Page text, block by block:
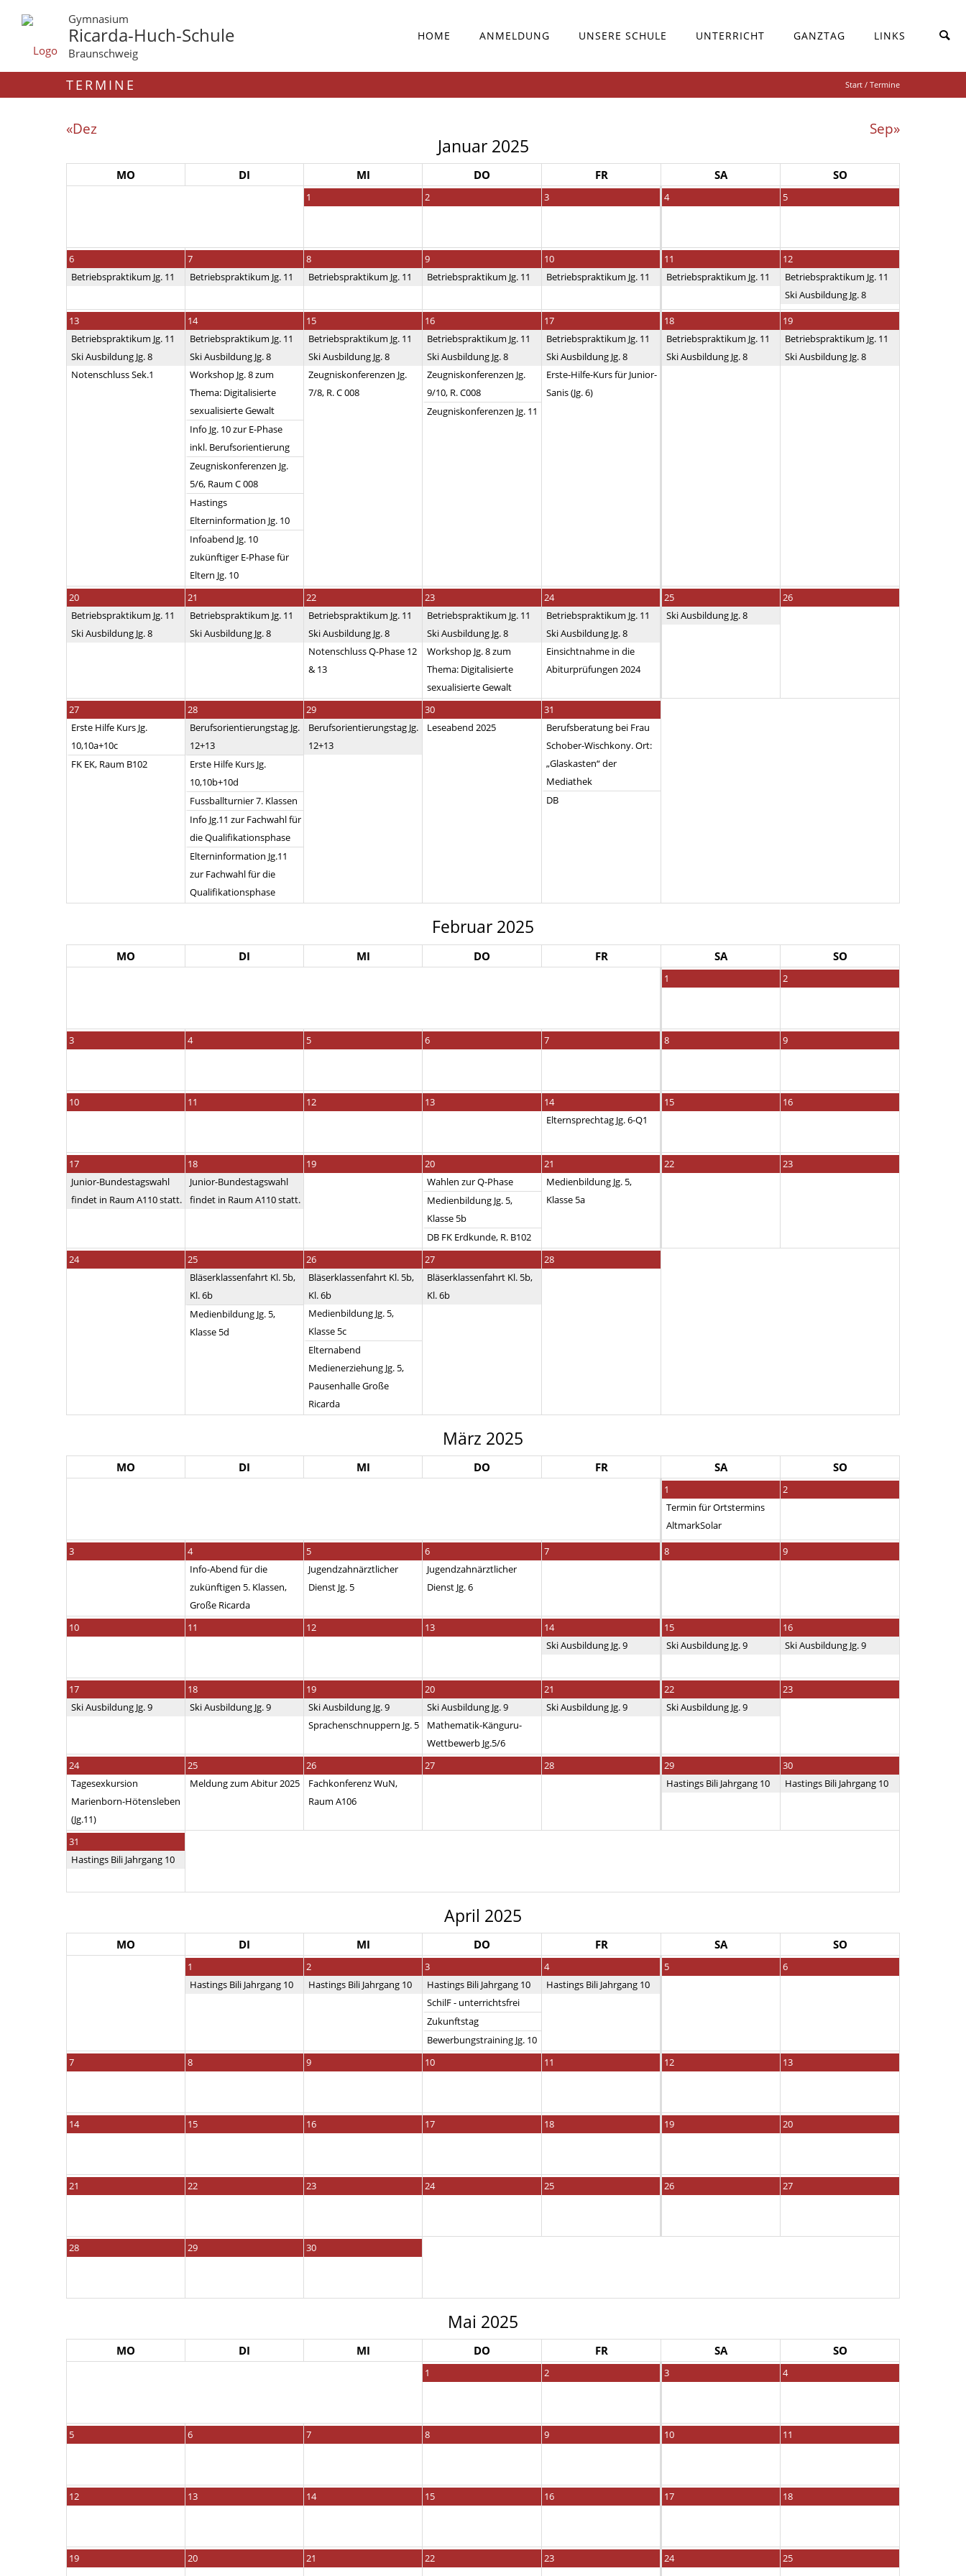
Gymnasium
Ricarda-Huch-Schule
Braunschweig
HOME ANMELDUNG UNSERE SCHULE UNTERRICHT GANZTAG LINKS
TERMINE Start / Termine
«Dez Sep»
Januar 2025
MO DI MI DO FR SA SO
1 2 3 4 5
6
Betriebspraktikum Jg. 11
7
Betriebspraktikum Jg. 11
8
Betriebspraktikum Jg. 11
9
Betriebspraktikum Jg. 11
10
Betriebspraktikum Jg. 11
11
Betriebspraktikum Jg. 11
12
Betriebspraktikum Jg. 11
Ski Ausbildung Jg. 8
13
Betriebspraktikum Jg. 11
Ski Ausbildung Jg. 8
Notenschluss Sek.1
14
Betriebspraktikum Jg. 11
Ski Ausbildung Jg. 8
Workshop Jg. 8 zum
Thema: Digitalisierte
sexualisierte Gewalt
Info Jg. 10 zur E-Phase
inkl. Berufsorientierung
Zeugniskonferenzen Jg.
5/6, Raum C 008
Hastings
Elterninformation Jg. 10
Infoabend Jg. 10
zukünftiger E-Phase für
Eltern Jg. 10
15
Betriebspraktikum Jg. 11
Ski Ausbildung Jg. 8
Zeugniskonferenzen Jg.
7/8, R. C 008
16
Betriebspraktikum Jg. 11
Ski Ausbildung Jg. 8
Zeugniskonferenzen Jg.
9/10, R. C008
Zeugniskonferenzen Jg. 11
17
Betriebspraktikum Jg. 11
Ski Ausbildung Jg. 8
Erste-Hilfe-Kurs für Junior-
Sanis (Jg. 6)
18
Betriebspraktikum Jg. 11
Ski Ausbildung Jg. 8
19
Betriebspraktikum Jg. 11
Ski Ausbildung Jg. 8
20
Betriebspraktikum Jg. 11
Ski Ausbildung Jg. 8
21
Betriebspraktikum Jg. 11
Ski Ausbildung Jg. 8
22
Betriebspraktikum Jg. 11
Ski Ausbildung Jg. 8
Notenschluss Q-Phase 12
& 13
23
Betriebspraktikum Jg. 11
Ski Ausbildung Jg. 8
Workshop Jg. 8 zum
Thema: Digitalisierte
sexualisierte Gewalt
24
Betriebspraktikum Jg. 11
Ski Ausbildung Jg. 8
Einsichtnahme in die
Abiturprüfungen 2024
25
Ski Ausbildung Jg. 8
26
27
Erste Hilfe Kurs Jg.
10,10a+10c
FK EK, Raum B102
28
Berufsorientierungstag Jg.
12+13
Erste Hilfe Kurs Jg.
10,10b+10d
Fussballturnier 7. Klassen
Info Jg.11 zur Fachwahl für
die Qualifikationsphase
Elterninformation Jg.11
zur Fachwahl für die
Qualifikationsphase
29
Berufsorientierungstag Jg.
12+13
30
Leseabend 2025
31
Berufsberatung bei Frau
Schober-Wischkony. Ort:
„Glaskasten“ der
Mediathek
DB
Februar 2025
MO DI MI DO FR SA SO
1 2
3 4 5 6 7 8 9
10 11 12 13
14
Elternsprechtag Jg. 6-Q1
15 16
17
Junior-Bundestagswahl
findet in Raum A110 statt.
18
Junior-Bundestagswahl
findet in Raum A110 statt.
19
20
Wahlen zur Q-Phase
Medienbildung Jg. 5,
Klasse 5b
DB FK Erdkunde, R. B102
21
Medienbildung Jg. 5,
Klasse 5a
22 23
24
25
Bläserklassenfahrt Kl. 5b,
Kl. 6b
Medienbildung Jg. 5,
Klasse 5d
26
Bläserklassenfahrt Kl. 5b,
Kl. 6b
Medienbildung Jg. 5,
Klasse 5c
Elternabend
Medienerziehung Jg. 5,
Pausenhalle Große
Ricarda
27
Bläserklassenfahrt Kl. 5b,
Kl. 6b
28
März 2025
MO DI MI DO FR SA SO
1
Termin für Ortstermins
AltmarkSolar
2
3
4
Info-Abend für die
zukünftigen 5. Klassen,
Große Ricarda
5
Jugendzahnärztlicher
Dienst Jg. 5
6
Jugendzahnärztlicher
Dienst Jg. 6
7 8 9
10 11 12 13
14
Ski Ausbildung Jg. 9
15
Ski Ausbildung Jg. 9
16
Ski Ausbildung Jg. 9
17
Ski Ausbildung Jg. 9
18
Ski Ausbildung Jg. 9
19
Ski Ausbildung Jg. 9
Sprachenschnuppern Jg. 5
20
Ski Ausbildung Jg. 9
Mathematik-Känguru-
Wettbewerb Jg.5/6
21
Ski Ausbildung Jg. 9
22
Ski Ausbildung Jg. 9
23
24
Tagesexkursion
Marienborn-Hötensleben
(Jg.11)
25
Meldung zum Abitur 2025
26
Fachkonferenz WuN,
Raum A106
27 28
29
Hastings Bili Jahrgang 10
30
Hastings Bili Jahrgang 10
31
Hastings Bili Jahrgang 10
April 2025
MO DI MI DO FR SA SO
1
Hastings Bili Jahrgang 10
2
Hastings Bili Jahrgang 10
3
Hastings Bili Jahrgang 10
SchilF - unterrichtsfrei
Zukunftstag
Bewerbungstraining Jg. 10
4
Hastings Bili Jahrgang 10
5 6
7 8 9 10 11 12 13
14 15 16 17 18 19 20
21 22 23 24 25 26 27
28 29 30
Mai 2025
MO DI MI DO FR SA SO
1 2 3 4
5 6 7 8 9 10 11
12 13 14 15 16 17 18
19 20 21 22 23 24 25